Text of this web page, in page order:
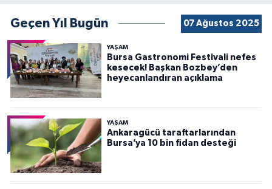
Geçen Yıl Bugün 07 Ağustos 2025
YAŞAM
Bursa Gastronomi Festivali nefes
kesecek! Başkan Bozbey’den
heyecanlandıran açıklama
YAŞAM
Ankaragücü taraftarlarından
Bursa’ya 10 bin fidan desteği